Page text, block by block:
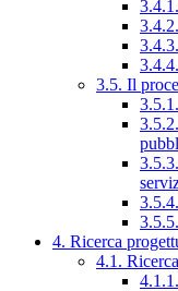
3.5. Il
4. Ricerca
4.1.